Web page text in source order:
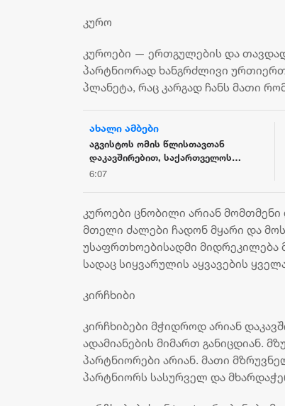
კურო
კუროები — ერთგულების და
პარტნიორად ხანგრძლივი
პლანეტა, რაც კარგად ჩანს მათი
ახალი ამბები
აგვისტოს ომის წლისთავთან
დაკავშირებით, საქართველოს
თავდაცვის სამინისტროში
6:07
კუროები ცნობილი არიან
მთელი ძალები ჩადონ მყარი და
უსაფრთხოებისადმი მიდრეკილება
სადაც სიყვარულის აყვავების
კირჩხიბი
კირჩხიბები მჭიდროდ არიან
ადამიანების მიმართ განიცდიან.
პარტნიორები არიან. მათი
პარტნიორს სასურველ და